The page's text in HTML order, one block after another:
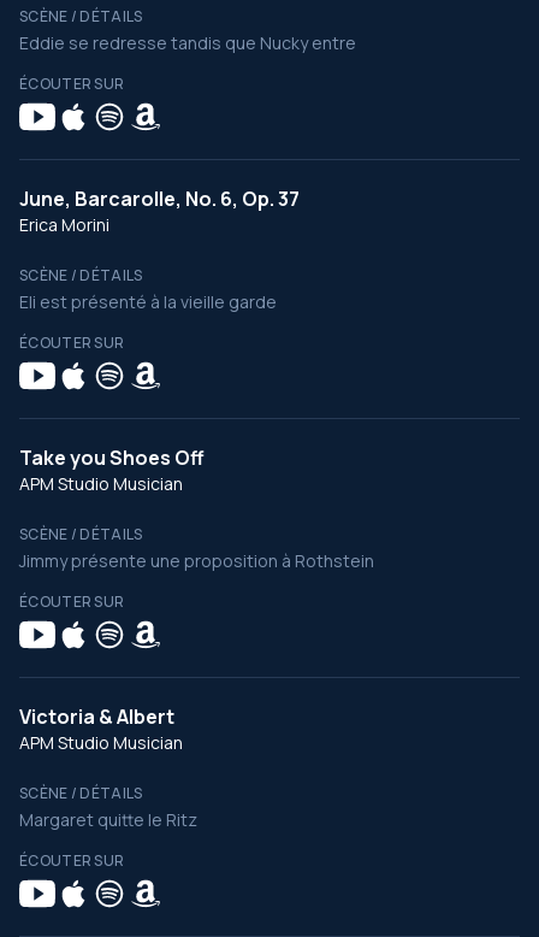
SCÈNE / DÉTAILS
Eddie se redresse tandis que Nucky entre
ÉCOUTER SUR
June, Barcarolle, No. 6, Op. 37
Erica Morini
SCÈNE / DÉTAILS
Eli est présenté à la vieille garde
ÉCOUTER SUR
Take you Shoes Off
APM Studio Musician
SCÈNE / DÉTAILS
Jimmy présente une proposition à Rothstein
ÉCOUTER SUR
Victoria & Albert
APM Studio Musician
SCÈNE / DÉTAILS
Margaret quitte le Ritz
ÉCOUTER SUR